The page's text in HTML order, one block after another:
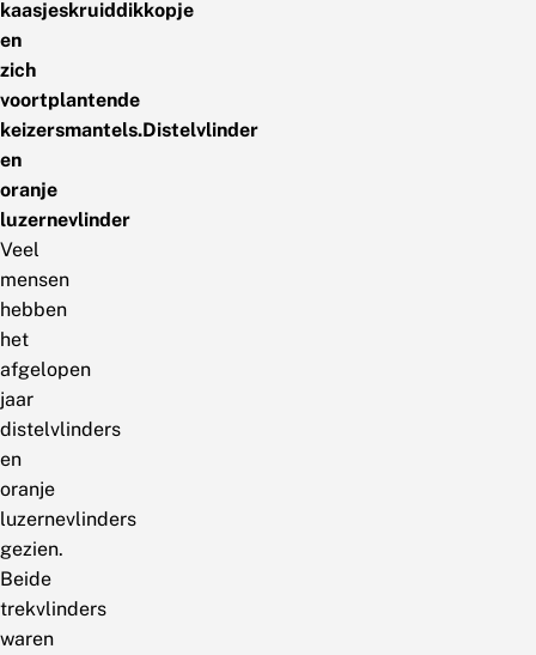
kaasjeskruiddikkopje
en
zich
voortplantende
keizersmantels.Distelvlinder
en
oranje
luzernevlinder
Veel
mensen
hebben
het
afgelopen
jaar
distelvlinders
en
oranje
luzernevlinders
gezien.
Beide
trekvlinders
waren